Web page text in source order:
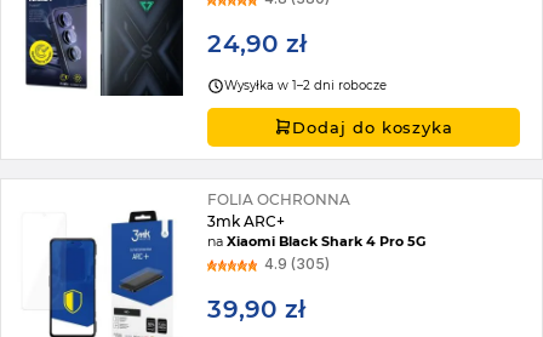
24,90 zł
Wysyłka w 1–2 dni robocze
Dodaj do koszyka
FOLIA OCHRONNA
3mk ARC+
naXiaomi Black Shark 4 Pro 5G
4.9 (305)
39,90 zł